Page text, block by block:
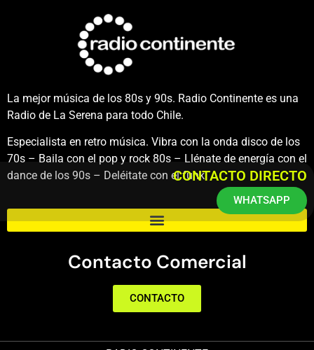
La mejor música de los 80s y 90s. Radio Continente es una
Radio de La Serena para todo Chile.
Especialista en retro música. Vibra con la onda disco de los
70s – Baila con el pop y rock 80s – Llénate de energía con el
dance de los 90s – Deléitate con el funk.
Contacto Comercial
CONTACTO
CONTACTO DIRECTO
WHATSAPP